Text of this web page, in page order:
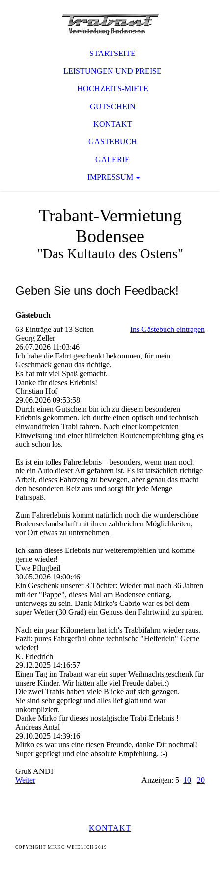
STARTSEITE
LEISTUNGEN UND PREISE
HOCHZEITS-MIETE
GUTSCHEIN
KONTAKT
GÄSTEBUCH
GALERIE
IMPRESSUM
Trabant-Vermietung
Bodensee
"Das Kultauto des Ostens"
Geben Sie uns doch Feedback!
Gästebuch
63 Einträge auf 13 Seiten
Ins Gästebuch eintragen
Georg Zeller
26.07.2026 11:03:46
Ich habe die Fahrt geschenkt bekommen, für mein
Geschmack genau das richtige.
Es hat mir viel Spaß gemacht.
Danke für dieses Erlebnis!
Christian Hof
29.06.2026 09:53:58
Durch einen Gutschein bin ich zu diesem besonderen
Erlebnis gekommen. Ich durfte einen optisch und technisch
einwandfreien Trabi fahren. Nach einer kompetenten
Einweisung und einer hilfreichen Routenempfehlung ging es
auch schon los.
Es ist ein tolles Fahrerlebnis – besonders, wenn man noch
nie ein Auto dieser Art gefahren ist. Es ist tatsächlich richtige
Arbeit, dieses Fahrzeug zu bewegen, aber genau das macht
den besonderen Reiz aus und sorgt für jede Menge
Fahrspaß.
Zum Fahrerlebnis kommt natürlich noch die wunderschöne
Bodenseelandschaft mit ihren zahlreichen Möglichkeiten,
vor Ort etwas zu unternehmen.
Ich kann dieses Erlebnis nur weiterempfehlen und komme
gerne wieder!
Uwe Pflugbeil
30.05.2026 19:00:46
Ein Geschenk unserer 3 Töchter: Wieder mal nach 36 Jahren
mit der "Pappe", dieses Mal am Bodensee entlang,
unterwegs zu sein. Dank Mirko's Cabrio war es bei dem
super Wetter (30 Grad) ein Genuss den Fahrtwind zu spüren.
Nach ein paar Kilometern hat ich's Trabbifahrn wieder raus.
Fazit: pures Fahrgefühl ohne technische "Helferlein" Gerne
wieder!
K. Friedrich
29.12.2025 14:16:57
Einen Tag im Trabant war ein super Weihnachtsgeschenk für
unsere Kinder. Wir hätten alle viel Freude dabei.:)
Die zwei Trabis haben viele Blicke auf sich gezogen.
Sie sind sehr gepflegt und alles lief glatt und war
unkompliziert.
Danke Mirko für dieses nostalgische Trabi-Erlebnis !
Andreas Antal
29.10.2025 14:39:16
Mirko es war uns eine riesen Freunde, danke Dir nochmal!
Super gepflegt und eine absolute Empfehlung. :-)
Gruß ANDI
Weiter
Anzeigen: 5 10 20
KONTAKT
COPYRIGHT MIRKO WEIDLICH 2019